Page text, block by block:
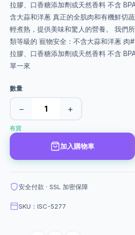
拉膠、口香糖添加劑或天然香料 不含
含大蒜和洋蔥 真正的全肌肉和有機鮮切
輕煮熟，提供美味和驚人的營養。 我們
類等級的 寵物安全：不含大蒜和洋蔥 肉
拉膠、口香糖添加劑或天然香料 不含
單一來
數量
− +
有貨
加入購物車
安全付款 · SSL 加密保障
SKU：ISC-5277